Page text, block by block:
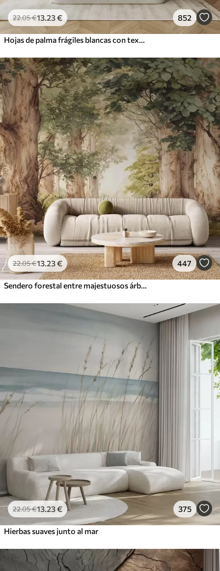
22.05€13 .23€ 852
22.05€13 .23€ 447
22.05€13 .23€ 375
Hierbas suaves junto al mar